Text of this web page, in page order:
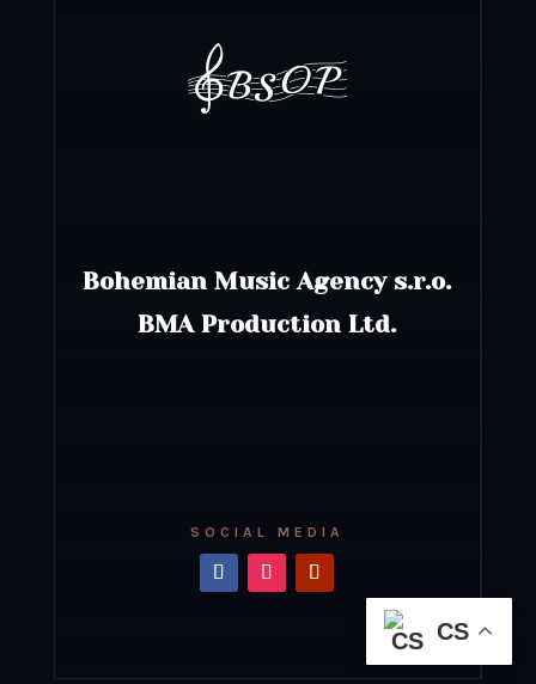
Bohemian Music Agency s.r.o.
BMA Production Ltd.
SOCIAL MEDIA
CS